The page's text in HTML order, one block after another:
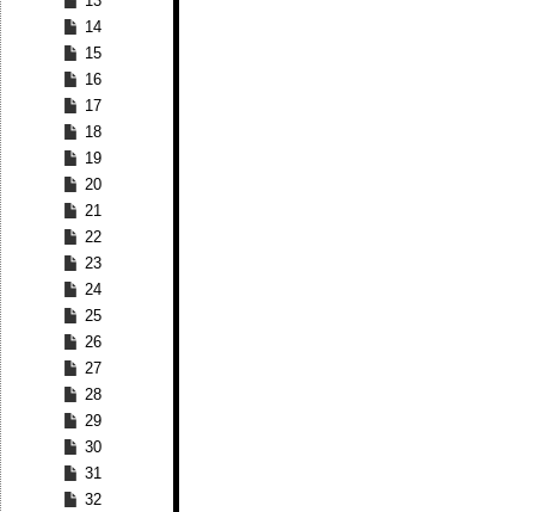
14
15
16
17
18
19
20
21
22
23
24
25
26
27
28
29
30
31
32